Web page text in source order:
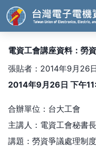
電資工會講座資料：勞
張貼者：2014年9月26
2014年9月26日 下午
合辦單位：台大工會
主講人：電資工會秘書
講題：勞資爭議處理制